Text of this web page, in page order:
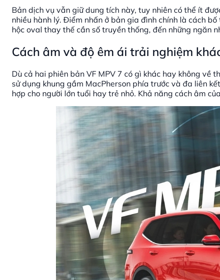
Bản dịch vụ vẫn giữ dung tích này, tuy nhiên có thể ít
nhiều hành lý. Điểm nhấn ở bản gia đình chính là cách
hộc oval thay thế cần số truyền thống, đến những ngăn
Cách âm và độ êm ái trải nghiệm
Dù cả hai phiên bản VF MPV 7 có gì khác hay không về
sử dụng khung gầm MacPherson phía trước và đa liên
hợp cho người lớn tuổi hay trẻ nhỏ. Khả năng cách âm